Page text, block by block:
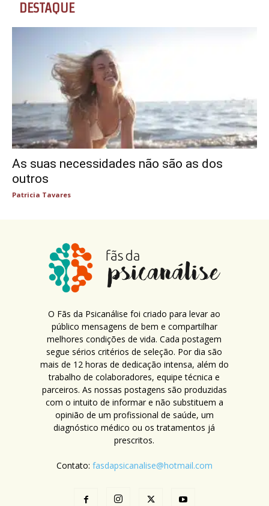
DESTAQUE
As suas necessidades não são as dos
outros
Patricia Tavares
O Fãs da Psicanálise foi criado para levar ao
público mensagens de bem e compartilhar
melhores condições de vida. Cada postagem
segue sérios critérios de seleção. Por dia são
mais de 12 horas de dedicação intensa, além do
trabalho de colaboradores, equipe técnica e
parceiros. As nossas postagens são produzidas
com o intuito de informar e não substituem a
opinião de um profissional de saúde, um
diagnóstico médico ou os tratamentos já
prescritos.
Contato: fasdapsicanalise@hotmail.com